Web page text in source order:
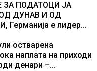
го
што го промени
ЗА ПОДАТОЦИ ЈА
ОД ДУНАВ И ОД
Германија е лидер
остварена
наплата на приходи
денари –